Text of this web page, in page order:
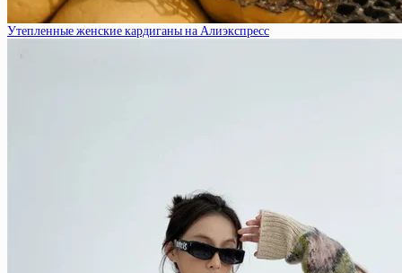
Утепленные женские кардиганы на Алиэкспресс